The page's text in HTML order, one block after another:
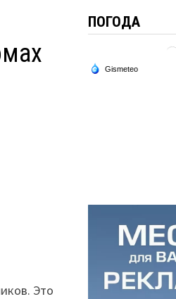
Это
ПОГОДА